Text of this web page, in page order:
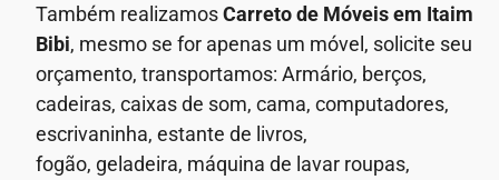
Também realizamosCarreto de Móveis em Itaim
Bibi, mesmo se for apenas um móvel, solicite seu
orçamento, transportamos: Armário, berços,
cadeiras, caixas de som, cama, computadores,
escrivaninha, estante de livros,
fogão, geladeira, máquina de lavar roupas,